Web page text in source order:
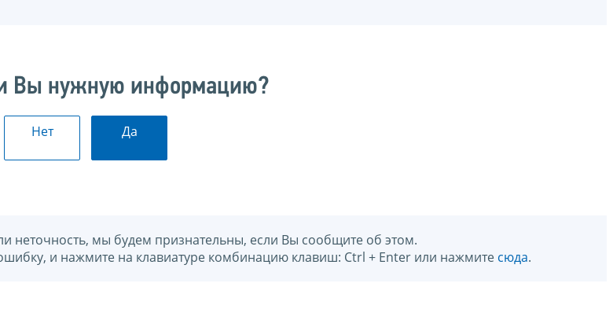
Вы нужную информацию?
Нет Да
неточность, мы будем признательны, если Вы сообщите об этом.
и нажмите на клавиатуре комбинацию клавиш: Ctrl + Enter или нажмите сюда.